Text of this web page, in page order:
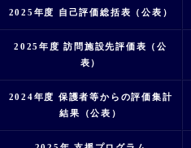
2025年度 自己評価総括表（公表）
2025年度 訪問施設先評価表（公
表）
2024年度 保護者等からの評価集計
結果（公表）